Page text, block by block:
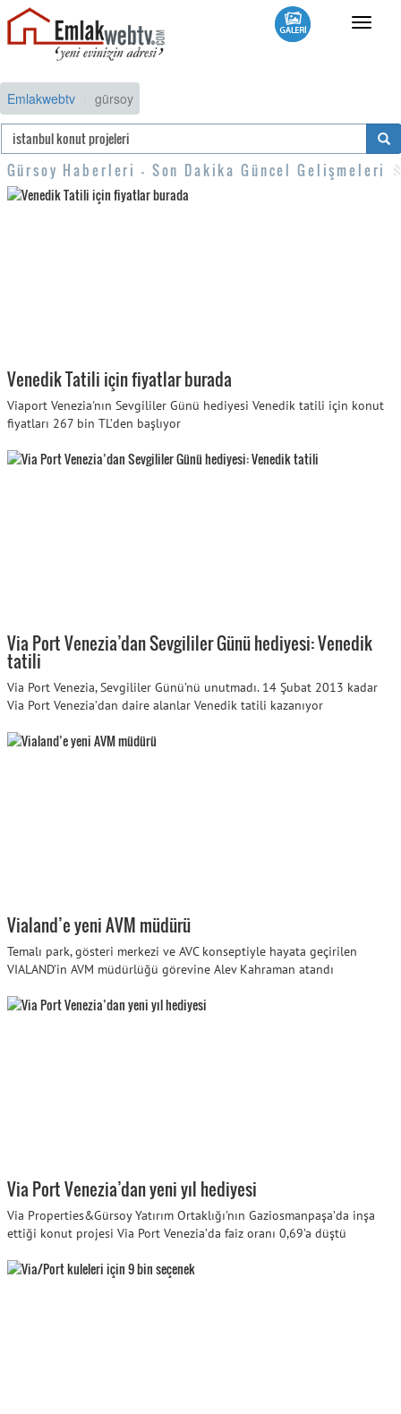
Toggle
Emlakwebtv gürsoy
Gürsoy Haberleri - Son Dakika Güncel Gelişmeleri
Venedik Tatili için fiyatlar burada
Viaport Venezia'nın Sevgililer Günü hediyesi Venedik tatili için konut
fiyatları 267 bin TL’den başlıyor
Via Port Venezia’dan Sevgililer Günü hediyesi: Venedik
tatili
Via Port Venezia, Sevgililer Günü’nü unutmadı. 14 Şubat 2013 kadar
Via Port Venezia’dan daire alanlar Venedik tatili kazanıyor
Vialand’e yeni AVM müdürü
Temalı park, gösteri merkezi ve AVC konseptiyle hayata geçirilen
VIALAND’in AVM müdürlüğü görevine Alev Kahraman atandı
Via Port Venezia’dan yeni yıl hediyesi
Via Properties&Gürsoy Yatırım Ortaklığı’nın Gaziosmanpaşa’da inşa
ettiği konut projesi Via Port Venezia’da faiz oranı 0,69’a düştü